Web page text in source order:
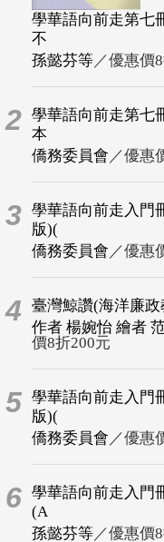
學華語向前走第七
不
孫懿芬等／優惠價
2 學華語向前走第七
本
僑務委員會 ／優惠
3 學華語向前走入門
版)(
僑務委員會 ／優惠
4
臺灣鯨讚(海洋廉
作者 楊婉怡 繪者
價8折200元
5 學華語向前走入門
版)(
僑務委員會 ／優惠
6 學華語向前走入門
(A
孫懿芬等／優惠價